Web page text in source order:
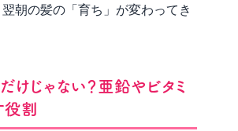
朝の髪の「育ち」が変わってき
けじゃない？亜鉛やビタミ
役割